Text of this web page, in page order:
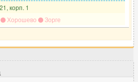
корп. 1
Хорошево Зорге